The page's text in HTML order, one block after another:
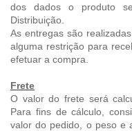
dos dados o produto
Distribuição.
As entregas são
alguma restrição para
efetuar a compra.
Frete
O valor do frete será
Para fins de cálculo,
valor do pedido, o peso e